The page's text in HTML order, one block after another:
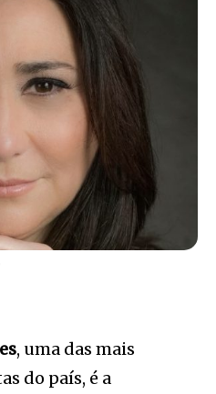
, uma das mais
do país, é a